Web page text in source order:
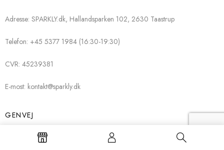
Adresse: SPARKLY.dk, Hallandsparken 102, 2630 Taastrup
Telefon: +45 5377 1984 (16:30-19:30)
CVR: 45239381
E-most: kontakt@sparkly.dk
GENVEJ
Sparkly Vægpanel